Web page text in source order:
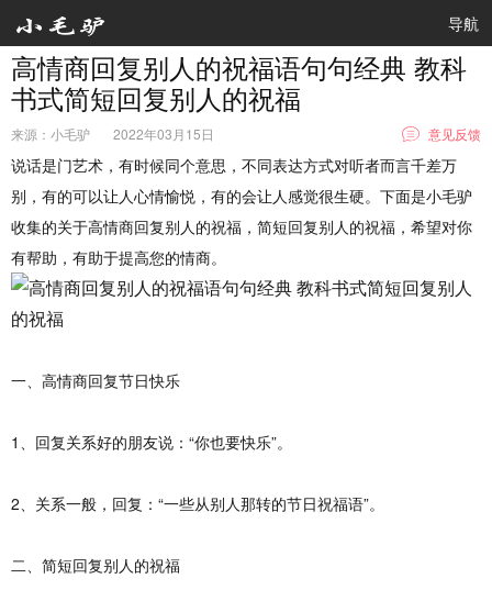
导航
高情商回复别人的祝福语句句经典 教科
书式简短回复别人的祝福
来源：小毛驴 2022年03月15日 意见反馈
说话是门艺术，有时候同个意思，不同表达方式对听者而言千差万
别，有的可以让人心情愉悦，有的会让人感觉很生硬。下面是小毛驴
收集的关于高情商回复别人的祝福 ，简短回复别人的祝福，希望对你
有帮助，有助于提高您的情商。
一、高情商回复节日快乐
1、回复关系好的朋友说：“你也要快乐”。
2、关系一般，回复：“一些从别人那转的节日祝福语”。
二、简短回复别人的祝福